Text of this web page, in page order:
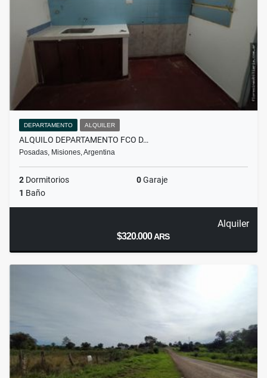
DEPARTAMENTO ALQUILER
ALQUILO DEPARTAMENTO FCO D…
Posadas, Misiones, Argentina
2 Dormitorios 0Garaje
1 Baño
Alquiler
$320.000ARS